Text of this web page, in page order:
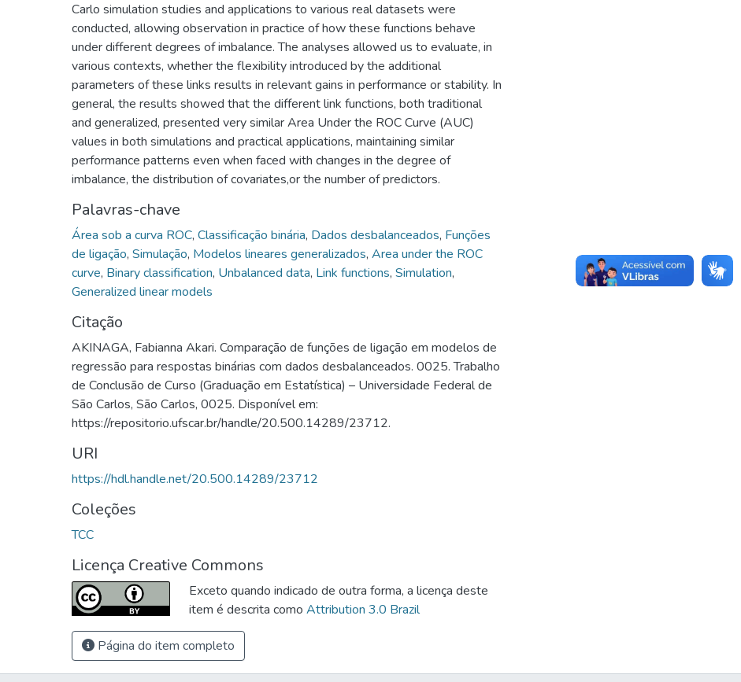
Carlo simulation studies and applications to various real datasets were
conducted, allowing observation in practice of how these functions behave
under different degrees of imbalance. The analyses allowed us to evaluate, in
various contexts, whether the flexibility introduced by the additional
parameters of these links results in relevant gains in performance or stability. In
general, the results showed that the different link functions, both traditional
and generalized, presented very similar Area Under the ROC Curve (AUC)
values in both simulations and practical applications, maintaining similar
performance patterns even when faced with changes in the degree of
imbalance, the distribution of covariates,or the number of predictors.
Palavras-chave
Área sob a curva ROC, Classificação binária, Dados desbalanceados, Funções
de ligação, Simulação, Modelos lineares generalizados, Area under the ROC
curve, Binary classification, Unbalanced data, Link functions, Simulation,
Generalized linear models
Citação
AKINAGA, Fabianna Akari. Comparação de funções de ligação em modelos de
regressão para respostas binárias com dados desbalanceados. 0025. Trabalho
de Conclusão de Curso (Graduação em Estatística) – Universidade Federal de
São Carlos, São Carlos, 0025. Disponível em:
https://repositorio.ufscar.br/handle/20.500.14289/23712.
URI
https://hdl.handle.net/20.500.14289/23712
Coleções
TCC
Licença Creative Commons
Exceto quando indicado de outra forma, a licença deste
item é descrita como Attribution 3.0 Brazil
Página do item completo